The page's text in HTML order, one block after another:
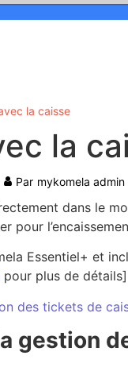
la caisse
la
Par mykomela admin
dans le
pour
Essentiel+ et
pour plus de détails]
des tickets de
gestion